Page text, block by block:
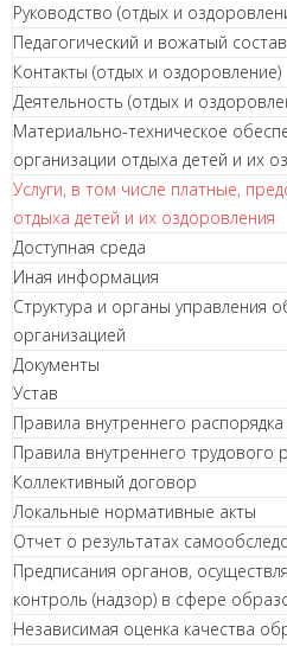
Руководство (отдых и
Педагогический и вожатый состав
Контакты (отдых и оздоровление)
Деятельность (отдых и
Материально-техническое
организации отдыха детей и их
Услуги, в том числе платные,
отдыха детей и их оздоровления
Доступная среда
Иная информация
Структура и органы управления
организацией
Документы
Устав
Правила внутреннего
Правила внутреннего трудового
Коллективный договор
Локальные нормативные акты
Отчет о результатах
Предписания органов,
контроль (надзор) в сфере
Независимая оценка качества